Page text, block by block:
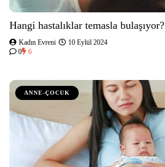
Hangi hastalıklar temasla bulaşıyor?
Kadın Evreni
10 Eylül 2024
0
6
ANNE-ÇOCUK